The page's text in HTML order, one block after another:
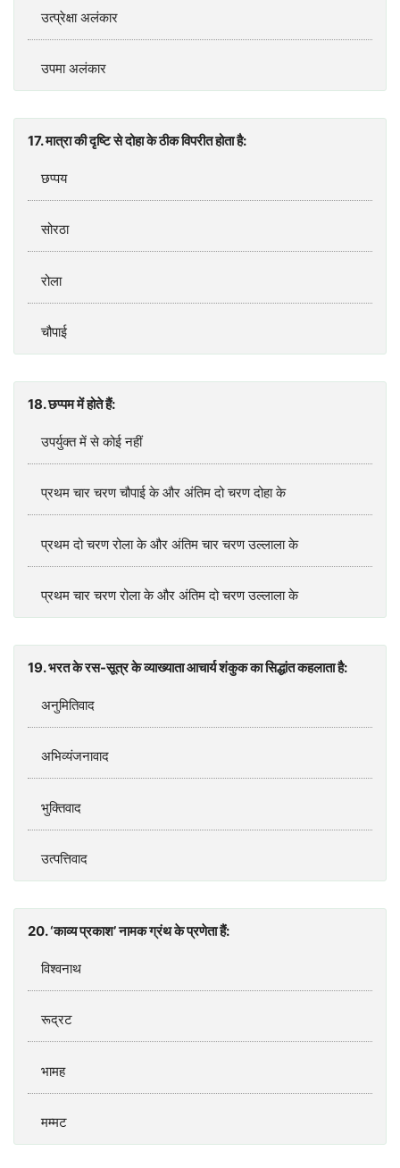
उत्‍प्रेक्षा अलंकार
उपमा अलंकार
17. मात्रा की दृष्‍टि से दोहा के ठीक विपरीत होता है:
छप्‍पय
सोरठा
रोला
चौपाई
18. छप्‍पम में होते हैं:
उपर्युक्‍त में से कोई नहीं
प्रथम चार चरण चौपाई के और अंतिम दो चरण दोहा के
प्रथम दो चरण रोला के और अंतिम चार चरण उल्‍लाला के
प्रथम चार चरण रोला के और अंतिम दो चरण उल्‍लाला के
19. भरत के रस-सूत्र के व्‍याख्‍याता आचार्य शंकुक का सिद्धांत कहलाता है:
अनुमितिवाद
अभिव्‍‍यंजनावाद
भुक्‍ति‍वाद
उत्‍पत्तिवाद
20. ‘काव्‍य प्रकाश’ नामक ग्रंथ के प्रणेता हैं:
विश्‍वनाथ
रूद्रट
भामह
मम्‍मट